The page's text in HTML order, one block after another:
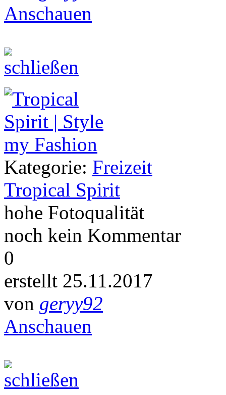
Anschauen
Kategorie: Freizeit
Tropical Spirit
hohe Fotoqualität
noch kein Kommentar
0
erstellt 25.11.2017
von geryy92
Anschauen